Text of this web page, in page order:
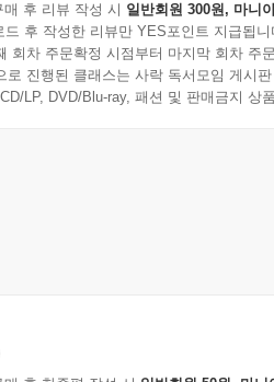
후 리뷰 작성 시 일반회원 300원, 마니
드 후 작성한 리뷰만 YES포인트 지급됩니
회차 주문확정 시점부터 마지막 회차 주
로 진행된 클래스는 사락 독서모임 게시
LP, DVD/Blu-ray, 패션 및 판매금지 상